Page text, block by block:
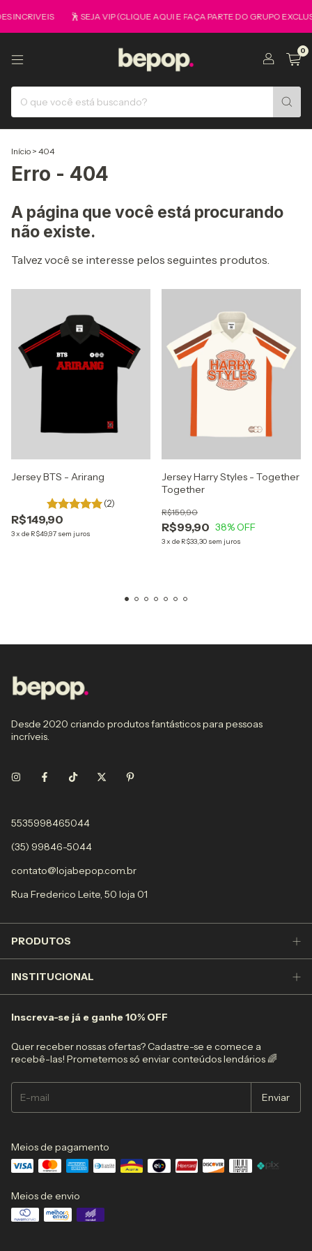
INCRIVEIS 🕺 SEJA VIP (CLIQUE AQUI E FAÇA PARTE DO GRUPO
0
Início > 404
Erro - 404
A página que você está procurando
não existe.
Talvez você se interesse pelos seguintes produtos.
Jersey BTS - Arirang
(2)
R$149,90
3x de R$49,97 sem juros
Jersey Harry Styles - Together
Together
R$99,90
R$159,90
38% OFF
3x de R$33,30 sem juros
Desde 2020 criando produtos fantásticos para pessoas
incríveis.
5535998465044
(35) 99846-5044
contato@lojabepop.com.br
Rua Frederico Leite, 50 loja 01
PRODUTOS
INSTITUCIONAL
Inscreva-se já e ganhe 10% OFF
Quer receber nossas ofertas? Cadastre-se e comece a
recebê-las! Prometemos só enviar conteúdos lendários 🌈
Meios de pagamento
Meios de envio